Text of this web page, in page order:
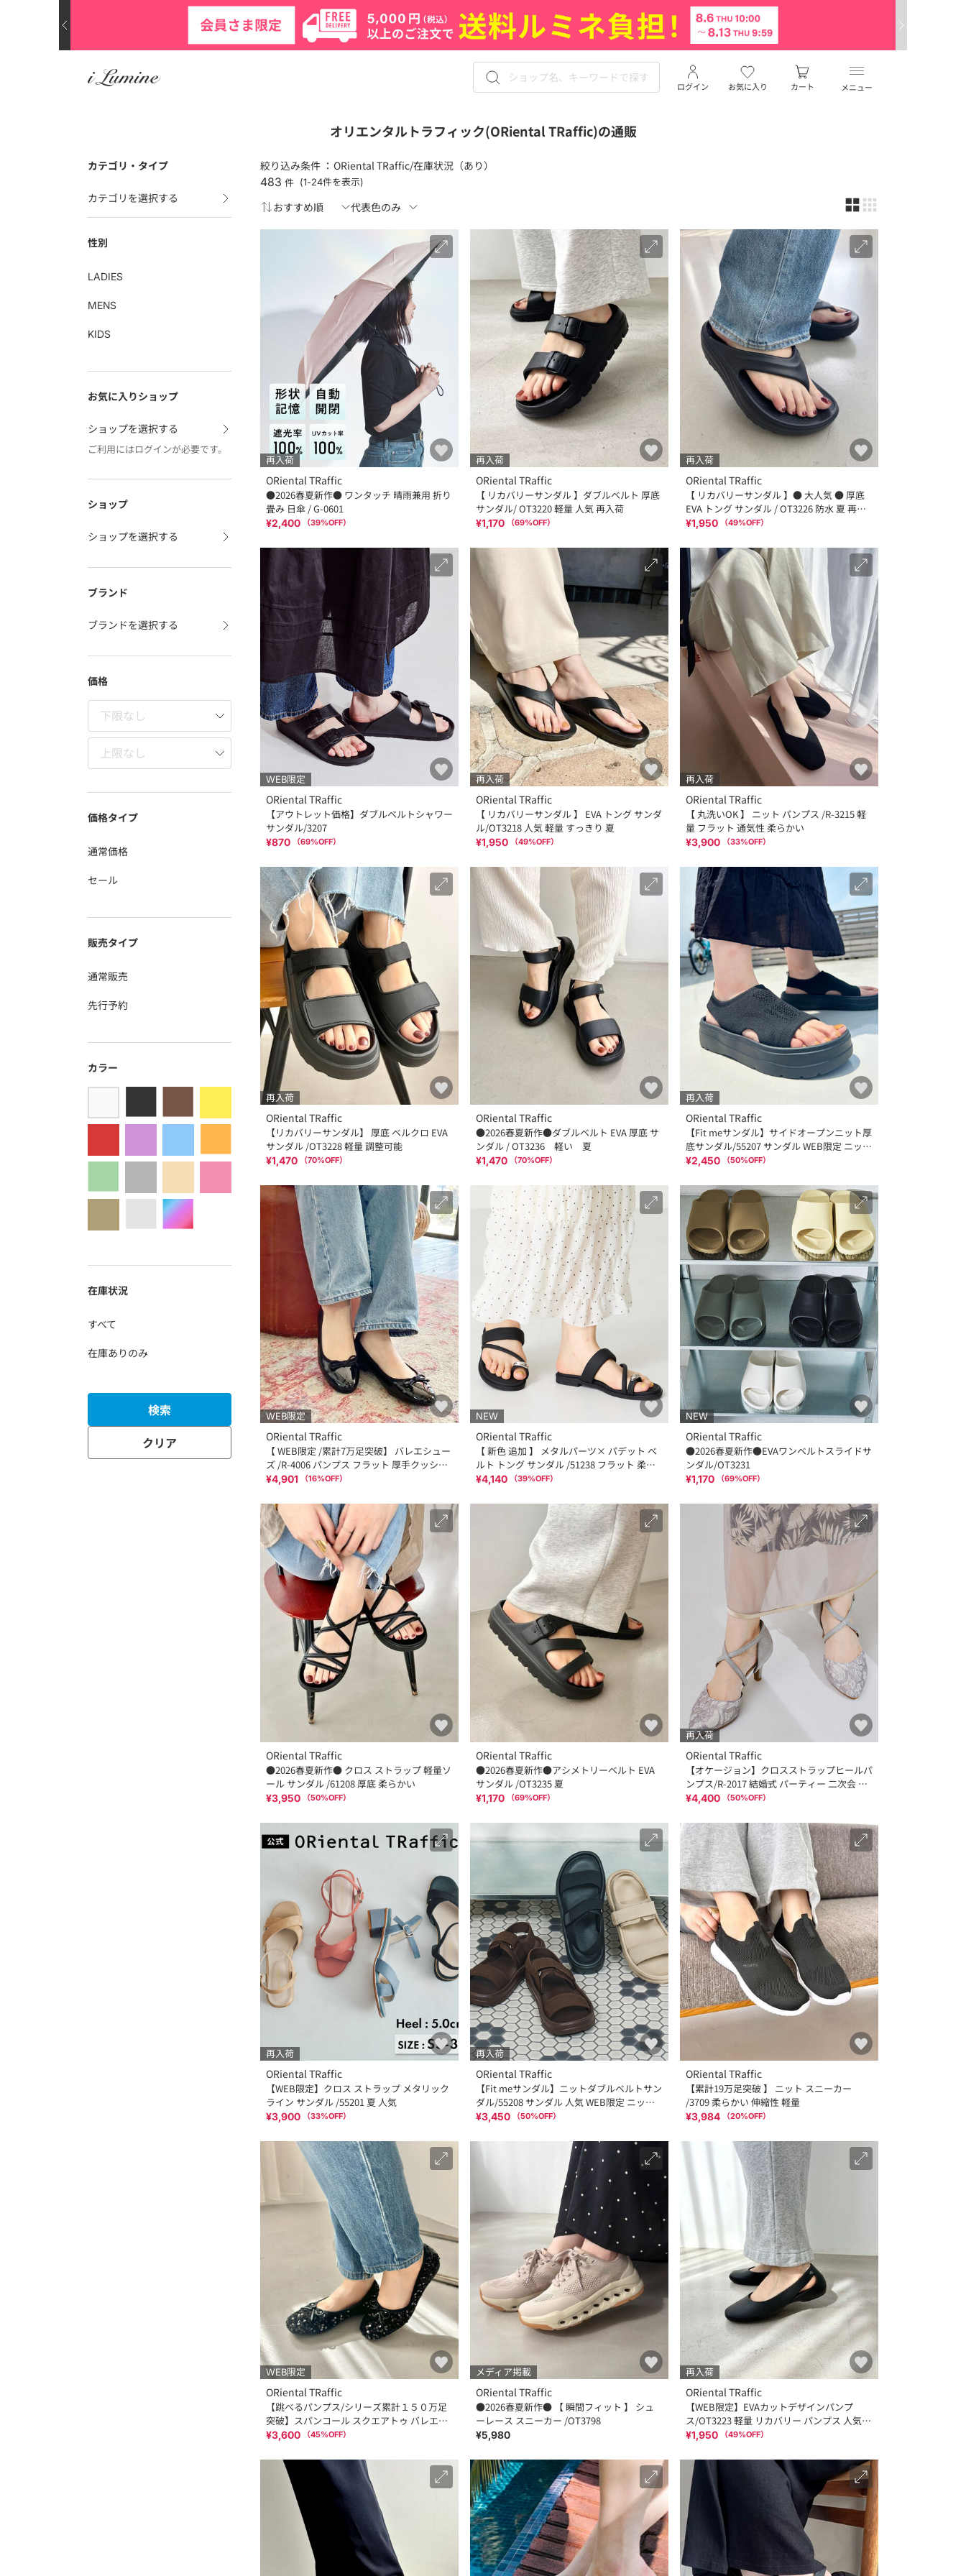
メニュー
お気に入り
ログイン カート
オリエンタルトラフィック(ORiental TRaffic)の通販
カテゴリ・タイプ
カテゴリを選択する
性別
LADIES
MENS
KIDS
お気に入りショップ
ショップを選択する
ご利用にはログインが必要です。
ショップ
ショップを選択する
ブランド
ブランドを選択する
価格
価格タイプ
通常価格
セール
販売タイプ
通常販売
先行予約
カラー
在庫状況
すべて
在庫ありのみ
検索
クリア
絞り込み条件 ： ORiental TRaffic/在庫状況（あり）
483 件 (1-24件を表示)
再入荷
ORiental TRaffic
●2026春夏新作● ワンタッチ 晴雨兼用 折り
畳み 日傘 / G-0601
¥2,400 （39%OFF）
再入荷
ORiental TRaffic
【 リカバリーサンダル 】ダブルベルト 厚底
サンダル/ OT3220 軽量 人気 再入荷
¥1,170 （69%OFF）
再入荷
ORiental TRaffic
【 リカバリーサンダル 】● 大人気 ● 厚底
EVA トング サンダル / OT3226 防水 夏 再入
荷
¥1,950 （49%OFF）
WEB限定
ORiental TRaffic
【アウトレット価格】ダブルベルトシャワー
サンダル/3207
¥870 （69%OFF）
再入荷
ORiental TRaffic
【 リカバリーサンダル 】 EVA トング サンダ
ル/OT3218 人気 軽量 すっきり 夏
¥1,950 （49%OFF）
再入荷
ORiental TRaffic
【 丸洗いOK 】 ニット パンプス /R-3215 軽
量 フラット 通気性 柔らかい
¥3,900 （33%OFF）
再入荷
ORiental TRaffic
【リカバリーサンダル】 厚底 ベルクロ EVA
サンダル /OT3228 軽量 調整可能
¥1,470 （70%OFF）
ORiental TRaffic
●2026春夏新作●ダブルベルト EVA 厚底 サ
ンダル / OT3236 軽い 夏
¥1,470 （70%OFF）
再入荷
ORiental TRaffic
【Fit meサンダル】サイドオープンニット厚
底サンダル/55207 サンダル WEB限定 ニット
軽い
¥2,450 （50%OFF）
WEB限定
ORiental TRaffic
【 WEB限定 /累計7万足突破】 バレエシュー
ズ /R-4006 パンプス フラット 厚手クッショ
ン エナメル
¥4,901 （16%OFF）
NEW
ORiental TRaffic
【 新色 追加 】 メタルパーツ× パデット ベ
ルト トング サンダル /51238 フラット 柔ら
かい
¥4,140 （39%OFF）
NEW
ORiental TRaffic
●2026春夏新作●EVAワンベルトスライドサ
ンダル/OT3231
¥1,170 （69%OFF）
ORiental TRaffic
●2026春夏新作● クロス ストラップ 軽量ソ
ール サンダル /61208 厚底 柔らかい
¥3,950 （50%OFF）
ORiental TRaffic
●2026春夏新作●アシメトリーベルト EVA
サンダル /OT3235 夏
¥1,170 （69%OFF）
再入荷
ORiental TRaffic
【オケージョン】クロスストラップヒールパ
ンプス/R-2017 結婚式 パーティー 二次会 人
気
¥4,400 （50%OFF）
再入荷
ORiental TRaffic
【WEB限定】クロス ストラップ メタリック
ライン サンダル /55201 夏 人気
¥3,900 （33%OFF）
再入荷
ORiental TRaffic
【Fit meサンダル】ニットダブルベルトサン
ダル/55208 サンダル 人気 WEB限定 ニット
軽い
¥3,450 （50%OFF）
ORiental TRaffic
【累計19万足突破 】 ニット スニーカー
/3709 柔らかい 伸縮性 軽量
¥3,984 （20%OFF）
WEB限定
ORiental TRaffic
【跳べるパンプス/シリーズ累計１５０万足
突破】スパンコール スクエアトゥ バレエシ
ューズ R-3216
¥3,600 （45%OFF）
メディア掲載
ORiental TRaffic
●2026春夏新作● 【 瞬間フィット 】 シュ
ーレース スニーカー /OT3798
¥5,980
再入荷
ORiental TRaffic
【WEB限定】EVAカットデザインパンプ
ス/OT3223 軽量 リカバリー パンプス 人気
売れてる トレンド
¥1,950 （49%OFF）